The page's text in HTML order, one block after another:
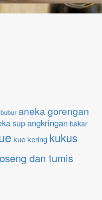
aneka gorengan
supangkringan bakar
kue kering kukus
oseng dan tumis